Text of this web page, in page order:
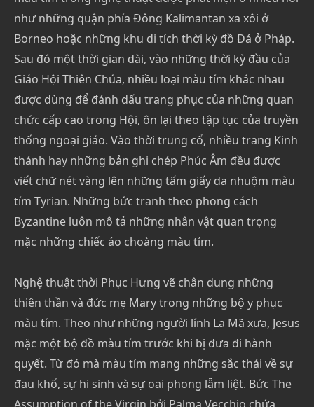
như những quận phía Đông Kalimantan xa xôi ở
Borneo hoặc những khu di tích thời kỳ đồ Đá ở Pháp.
Sau đó một thời gian dài, vào những thời kỳ đầu của
Giáo Hội Thiên Chúa, nhiều loại màu tím khác nhau
được dùng để đánh dấu trang phục của những quan
chức cấp cao trong Hội, ôn lại theo tập tục của truyền
thống ngoại giáo. Vào thời trung cổ, nhiều trang Kinh
thánh hay những bản ghi chép Phúc Âm đều được
viết chữ nét vàng lên những tấm giấy da nhuộm màu
tím Tyrian. Những bức tranh theo phong cách
Byzantine luôn mô tả những nhân vật quan trọng
mặc những chiếc áo choàng màu tím.
Nghệ thuật thời Phục Hưng vẽ chân dung những
thiên thần và đức mẹ Mary trong những bộ y phục
màu tím. Theo như những người lính La Mã xưa, Jesus
mặc một bộ đồ màu tím trước khi bị đưa đi hành
quyết. Từ đó mà màu tím mang những sắc thái về sự
đau khổ, sự hi sinh và sự oai phong lẫm liệt. Bức The